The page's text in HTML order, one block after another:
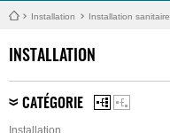
Installation Installation sanitaire
INSTALLATION
CATÉGORIE
Installation